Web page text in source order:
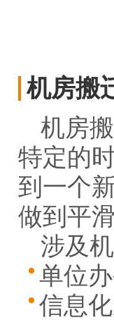
机房搬
机房
特定的
到一个
做到平
涉及
单位
信息